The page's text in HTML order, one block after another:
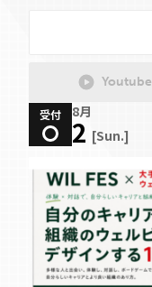
Youtube
受付 8月
2 [Sun.]